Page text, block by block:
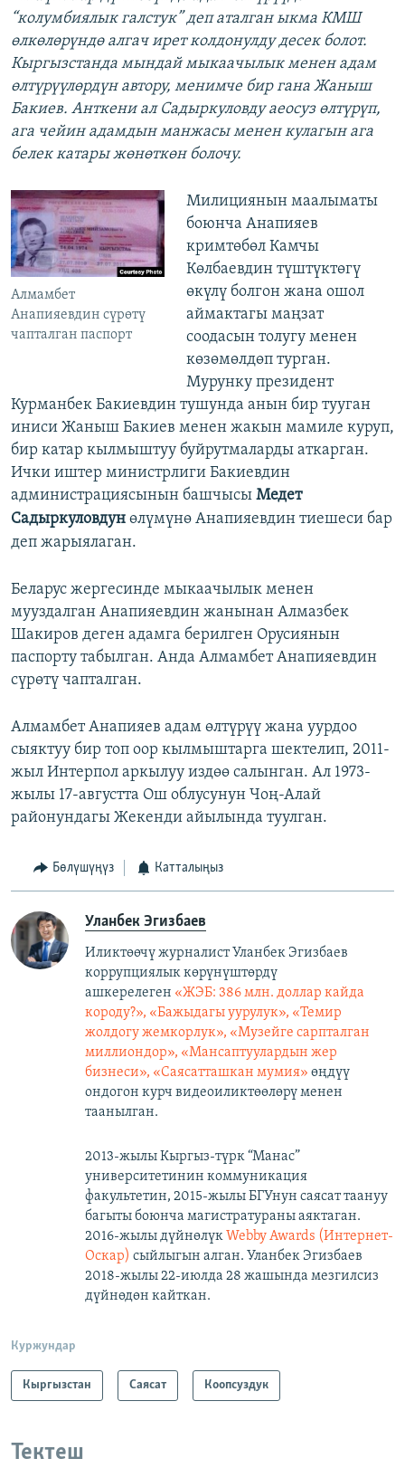
“колумбиялык галстук” деп аталган ыкма КМШ
өлкөлөрүндө алгач ирет колдонулду десек болот.
Кыргызстанда мындай мыкаачылык менен адам
өлтүрүүлөрдүн автору, менимче бир гана Жаныш
Бакиев. Анткени ал Садыркуловду аеосуз өлтүрүп,
ага чейин адамдын манжасы менен кулагын ага
белек катары жөнөткөн болочу.
Алмамбет
Анапияевдин сүрөтү
чапталган паспорт
Милициянын маалыматы
боюнча Анапияев
кримтөбөл Камчы
Көлбаевдин түштүктөгү
өкүлү болгон жана ошол
аймактагы маңзат
соодасын толугу менен
көзөмөлдөп турган.
Мурунку президент
Курманбек Бакиевдин тушунда анын бир тууган
иниси Жаныш Бакиев менен жакын мамиле куруп,
бир катар кылмыштуу буйрутмаларды аткарган.
Ички иштер министрлиги Бакиевдин
администрациясынын башчысы Медет
Садыркуловдун өлүмүнө Анапияевдин тиешеси бар
деп жарыялаган.
Беларус жергесинде мыкаачылык менен
мууздалган Анапияевдин жанынан Алмазбек
Шакиров деген адамга берилген Орусиянын
паспорту табылган. Анда Алмамбет Анапияевдин
сүрөтү чапталган.
Алмамбет Анапияев адам өлтүрүү жана уурдоо
сыяктуу бир топ оор кылмыштарга шектелип, 2011-
жыл Интерпол аркылуу издөө салынган. Ал 1973-
жылы 17-августта Ош облусунун Чоң-Алай
районундагы Жекенди айылында туулган.
Бөлүшүңүз Катталыңыз
Уланбек Эгизбаев
Иликтөөчү журналист Уланбек Эгизбаев
коррупциялык көрүнүштөрдү
ашкерелеген «ЖЭБ: 386 млн. доллар кайда
короду?», «Бажыдагы уурулук», «Темир
жолдогу жемкорлук», «Музейге сарпталган
миллиондор», «Мансаптуулардын жер
бизнеси», «Саясатташкан мумия» өңдүү
ондогон курч видеоиликтөөлөрү менен
таанылган.
2013-жылы Кыргыз-түрк “Манас”
университетинин коммуникация
факультетин, 2015-жылы БГУнун саясат таануу
багыты боюнча магистратураны аяктаган.
2016-жылы дүйнөлүк Webby Awards (Интернет-
Оскар) сыйлыгын алган. Уланбек Эгизбаев
2018-жылы 22-июлда 28 жашында мезгилсиз
дүйнөдөн кайткан.
Куржундар
Кыргызстан Саясат Коопсуздук
Тектеш